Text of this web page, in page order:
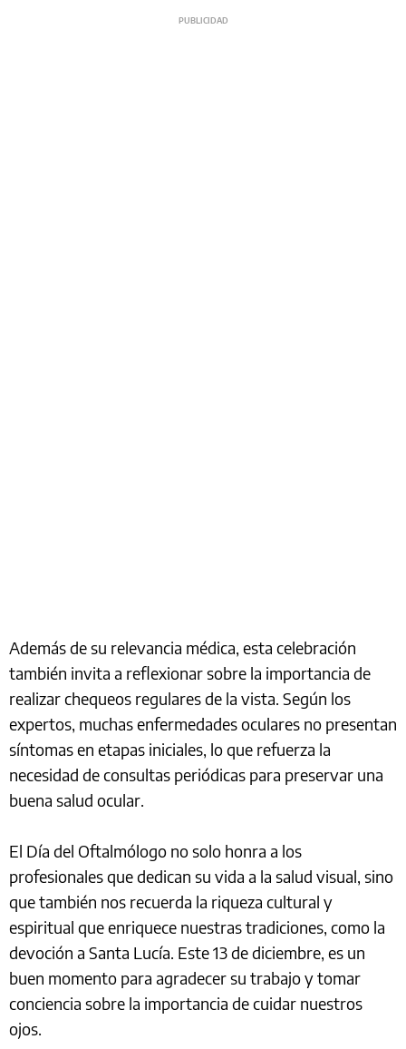
Además de su relevancia médica, esta celebración
también invita a reflexionar sobre la importancia de
realizar chequeos regulares de la vista. Según los
expertos, muchas enfermedades oculares no presentan
síntomas en etapas iniciales, lo que refuerza la
necesidad de consultas periódicas para preservar una
buena salud ocular.
El Día del Oftalmólogo no solo honra a los
profesionales que dedican su vida a la salud visual, sino
que también nos recuerda la riqueza cultural y
espiritual que enriquece nuestras tradiciones, como la
devoción a Santa Lucía. Este 13 de diciembre, es un
buen momento para agradecer su trabajo y tomar
conciencia sobre la importancia de cuidar nuestros
ojos.